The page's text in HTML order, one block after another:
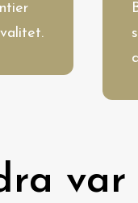
var